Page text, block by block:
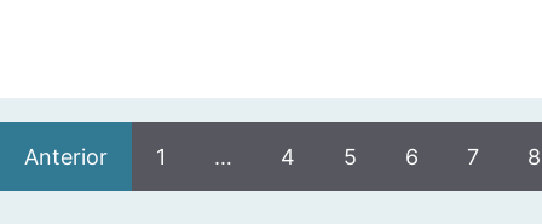
Anterior 1 … 4 5 6 7 8